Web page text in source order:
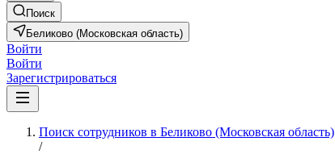
Поиск
Беликово (Московская область)
Войти
Войти
Зарегистрироваться
Поиск сотрудников в Беликово (Московская область)
/